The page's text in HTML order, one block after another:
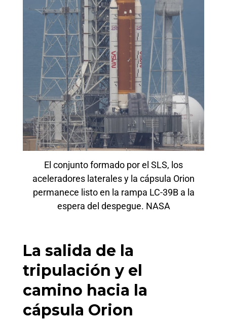
El conjunto formado por el SLS, los
aceleradores laterales y la cápsula Orion
permanece listo en la rampa LC-39B a la
espera del despegue. NASA
La salida de la
tripulación y el
camino hacia la
cápsula Orion